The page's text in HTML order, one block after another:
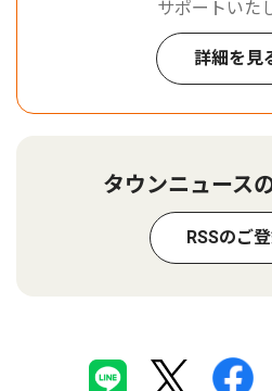
サポートいた
詳細を見
タウンニュース
RSSのご